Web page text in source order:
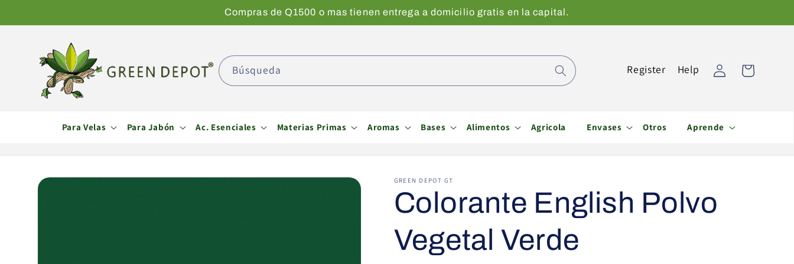
al contenido
Compras de Q1500 o mas tienen entrega a domicilio gratis en la capital.
Para Velas Para Jabón Ac. Esenciales Materias Primas Aromas Bases Alimentos Agricola Envases Otros Aprende
Búsqueda Register Help
Iniciar
sesión
Carrito
directamente
GREEN DEPOT GT
Colorante English Polvo
Vegetal Verde